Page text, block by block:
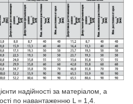
надійності за матеріалом, а
по навантаженню L = 1,4.